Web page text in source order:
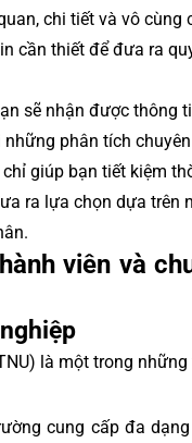
chi tiết và vô cùng
cần thiết để đưa ra
sẽ nhận được thông
phân tích
giúp bạn tiết kiệm
ra lựa chọn dựa trên
viên và
là một trong
cung cấp đa